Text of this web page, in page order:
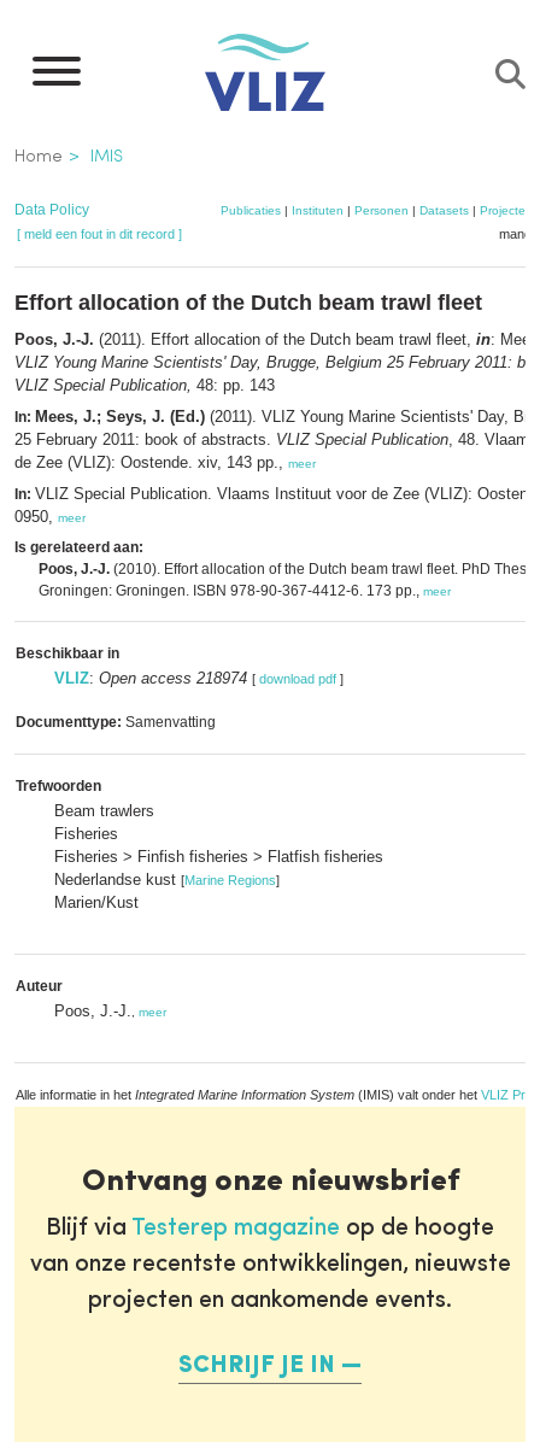
naar
inhoud
gaan
Kruimelpad
Home IMIS
Data Policy Publicaties | Instituten | Personen | Datasets | Projecten
[ meld een fout in dit record ]
Effort allocation of the Dutch beam trawl fleet
Poos, J.-J. (2011). Effort allocation of the Dutch beam trawl fleet, in:
VLIZ Young Marine Scientists' Day, Brugge, Belgium 25 February 2011:
VLIZ Special Publication, 48: pp. 143
In: Mees, J.; Seys, J. (Ed.) (2011). VLIZ Young Marine Scientists' Day,
25 February 2011: book of abstracts. VLIZ Special Publication, 48.
de Zee (VLIZ): Oostende. xiv, 143 pp., meer
In: VLIZ Special Publication. Vlaams Instituut voor de Zee (VLIZ):
0950, meer
Is gerelateerd aan:
Poos, J.-J. (2010). Effort allocation of the Dutch beam trawl fleet. PhD
Groningen: Groningen. ISBN 978-90-367-4412-6. 173 pp., meer
Beschikbaar in
VLIZ: Open access 218974 [ download pdf ]
Documenttype: Samenvatting
Trefwoorden
Beam trawlers
Fisheries
Fisheries > Finfish fisheries > Flatfish fisheries
Nederlandse kust [Marine Regions]
Marien/Kust
Auteur
Poos, J.-J. meer
Alle informatie in het Integrated Marine Information System (IMIS) valt onder het VLIZ
Ontvang onze nieuwsbrief
Blijf via Testerep magazine op de hoogte
van onze recentste ontwikkelingen, nieuwste
projecten en aankomende events.
SCHRIJF JE IN